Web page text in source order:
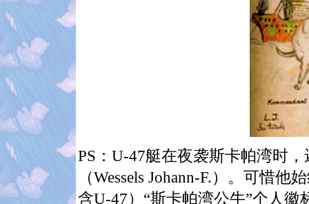
PS ： U-47艇在夜袭斯卡帕湾时
（Wessels Johann-F.）。可惜他
含U-47）“斯卡帕湾公牛”个人徽